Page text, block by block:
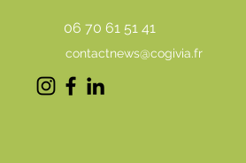
06 70 61 51 41
contactnews@cogivia.fr